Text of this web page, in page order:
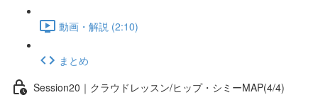
動画・解説 (2:10)
まとめ
Session20｜クラウドレッスン/ヒップ・シミーMAP(4/4)